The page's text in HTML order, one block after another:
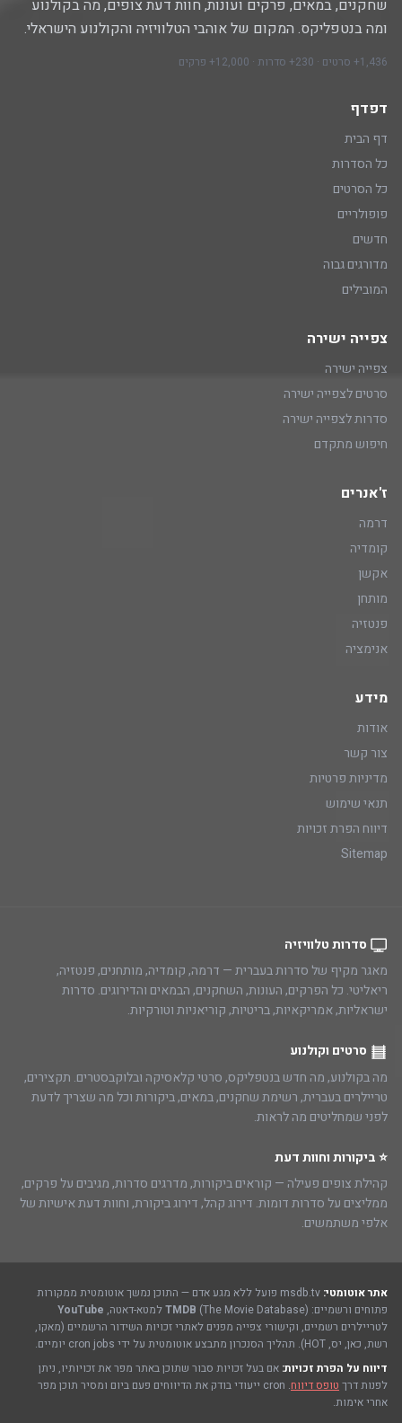
שחקנים, במאים, פרקים ועונות, חוות דעת צופים, מה בקולנוע
ומה בנטפליקס. המקום של אוהבי הטלוויזיה והקולנוע הישראלי.
1,436+ סרטים · 230+ סדרות · 12,000+ פרקים
דפדף
דף הבית
כל הסדרות
כל הסרטים
פופולריים
חדשים
מדורגים גבוה
המובילים
צפייה ישירה
צפייה ישירה
סרטים לצפייה ישירה
סדרות לצפייה ישירה
חיפוש מתקדם
ז'אנרים
דרמה
קומדיה
אקשן
מותחן
פנטזיה
אנימציה
מידע
אודות
צור קשר
מדיניות פרטיות
תנאי שימוש
דיווח הפרת זכויות
Sitemap
סדרות טלוויזיה
מאגר מקיף של סדרות בעברית — דרמה, קומדיה, מותחנים, פנטזיה,
ריאליטי. כל הפרקים, העונות, השחקנים, הבמאים והדירוגים. סדרות
ישראליות, אמריקאיות, בריטיות, קוריאניות וטורקיות.
סרטים וקולנוע
מה בקולנוע, מה חדש בנטפליקס, סרטי קלאסיקה ובלוקבסטרים. תקצירים,
טריילרים בעברית, רשימת שחקנים, במאים, ביקורות וכל מה שצריך לדעת
לפני שמחליטים מה לראות.
⭐ ביקורות וחוות דעת
קהילת צופים פעילה — קוראים ביקורות, מדרגים סדרות, מגיבים על פרקים,
ממליצים על סדרות דומות. דירוג קהל, דירוג ביקורת, וחוות דעת אישיות של
אלפי משתמשים.
אתר אוטומטי:
msdb.tv פועל ללא מגע אדם — התוכן נמשך אוטומטית ממקורות
פתוחים ורשמיים:
TMDB (The Movie Database) למטא-דאטה,
YouTube
לטריילרים רשמיים, וקישורי צפייה מפנים לאתרי זכויות השידור הרשמיים (מאקו,
רשת, כאן, יס, HOT). תהליך הסנכרון מתבצע אוטומטית על ידי cron jobs יומיים.
דיווח על הפרת זכויות: אם בעל זכויות סבור שתוכן באתר מפר את זכויותיו, ניתן
לפנות דרך טופס דיווח
. cron ייעודי בודק את הדיווחים פעם ביום ומסיר תוכן מפר
אחרי אימות.